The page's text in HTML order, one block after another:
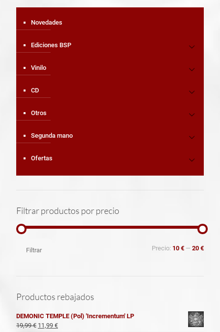
Novedades
Ediciones BSP
Vinilo
CD
Otros
Segunda mano
Ofertas
Filtrar productos por precio
mínimo
máximo
Filtrar Precio: 10 € — 20 €
Productos rebajados
DEMONIC TEMPLE (Pol) 'Incrementum' LP
19,99€ El
11,99 €El